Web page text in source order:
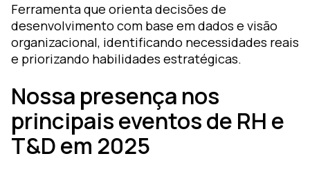
Ferramenta que orienta decisões de
desenvolvimento com base em dados e visão
organizacional, identificando necessidades reais
e priorizando habilidades estratégicas.
Nossa presença nos
principais eventos de RH e
T&D em 2025